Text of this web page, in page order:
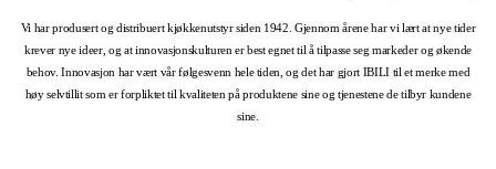
Vi har produsert og distribuert kjøkkenutstyr siden 1942. Gjennom årene har vi lært at nye tider
krever nye ideer, og at innovasjonskulturen er best egnet til å tilpasse seg markeder og økende
behov. Innovasjon har vært vår følgesvenn hele tiden, og det har gjort IBILI til et merke med
høy selvtillit som er forpliktet til kvaliteten på produktene sine og tjenestene de tilbyr kundene
sine.